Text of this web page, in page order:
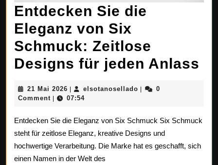
Entdecken Sie die
Eleganz von Six
Schmuck: Zeitlose
Designs für jeden Anlass
21 Mai 2026 21
Mai
| elsotanosellado elsotanosellado
|
0
Comment | 07:54
Entdecken Sie die Eleganz von Six Schmuck Six Schmuck
steht für zeitlose Eleganz, kreative Designs und
hochwertige Verarbeitung. Die Marke hat es geschafft, sich
einen Namen in der Welt des